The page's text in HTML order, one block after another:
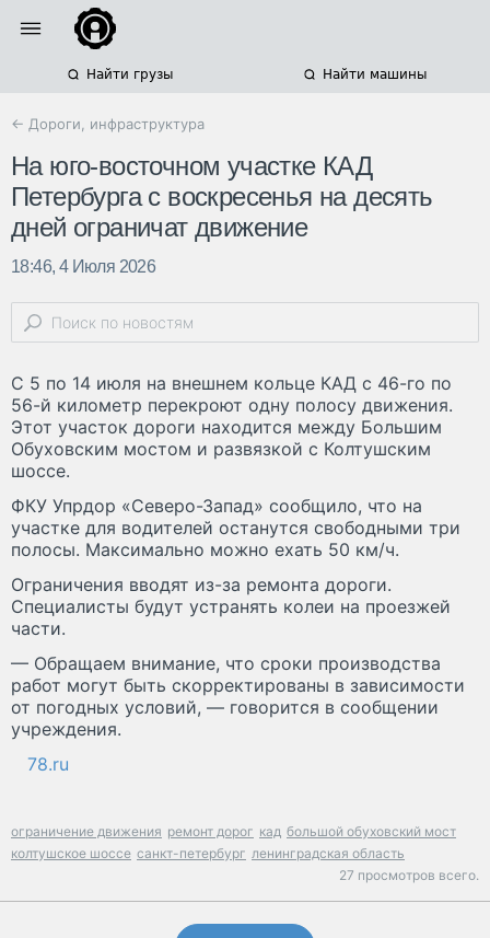
Найти грузы Найти машины
← Дороги, инфраструктура
На юго-восточном участке КАД
Петербурга с воскресенья на десять
дней ограничат движение
18:46, 4 Июля 2026
С 5 по 14 июля на внешнем кольце КАД с 46-го по
56-й километр перекроют одну полосу движения.
Этот участок дороги находится между Большим
Обуховским мостом и развязкой с Колтушским
шоссе.
ФКУ Упрдор «Северо-Запад» сообщило, что на
участке для водителей останутся свободными три
полосы. Максимально можно ехать 50 км/ч.
Ограничения вводят из-за ремонта дороги.
Специалисты будут устранять колеи на проезжей
части.
— Обращаем внимание, что сроки производства
работ могут быть скорректированы в зависимости
от погодных условий, — говорится в сообщении
учреждения.
78.ru
ограничение движения ремонт дорог кад большой обуховский мост
колтушское шоссе санкт-петербург ленинградская область
27 просмотров всего.